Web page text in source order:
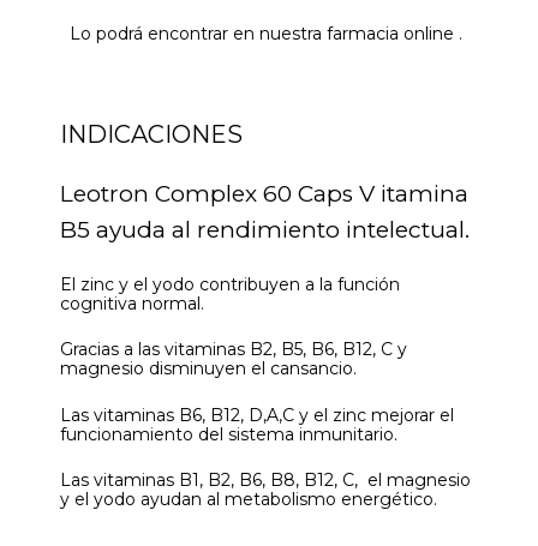
Lo podrá encontrar en nuestra farmacia online .
INDICACIONES
Leotron Complex 60 Caps V itamina
B5 ayuda al rendimiento intelectual.
El zinc y el yodo contribuyen a la función
cognitiva normal.
Gracias a las vitaminas B2, B5, B6, B12, C y
magnesio disminuyen el cansancio.
Las vitaminas B6, B12, D,A,C y el zinc mejorar el
funcionamiento del sistema inmunitario.
Las vitaminas B1, B2, B6, B8, B12, C, el magnesio
y el yodo ayudan al metabolismo energético.